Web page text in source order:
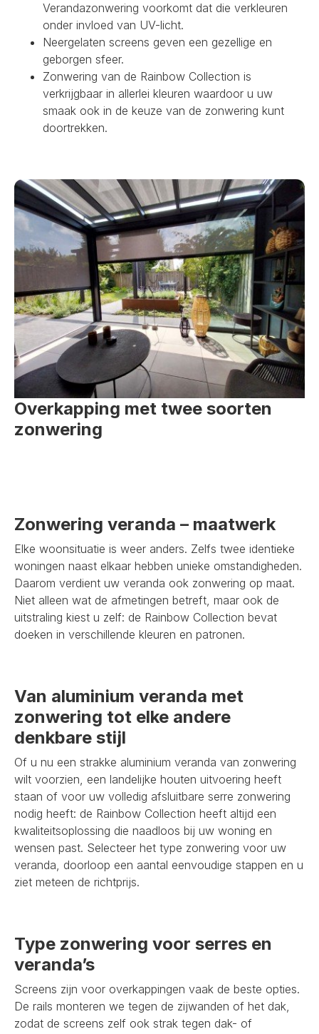
Verandazonwering voorkomt dat die verkleuren
onder invloed van UV-licht.
Neergelaten screens geven een gezellige en
geborgen sfeer.
Zonwering van de Rainbow Collection is
verkrijgbaar in allerlei kleuren waardoor u uw
smaak ook in de keuze van de zonwering kunt
doortrekken.
Overkapping met twee soorten
zonwering
Zonwering veranda – maatwerk
Elke woonsituatie is weer anders. Zelfs twee identieke
woningen naast elkaar hebben unieke omstandigheden.
Daarom verdient uw veranda ook zonwering op maat.
Niet alleen wat de afmetingen betreft, maar ook de
uitstraling kiest u zelf: de Rainbow Collection bevat
doeken in verschillende kleuren en patronen.
Van aluminium veranda met
zonwering tot elke andere
denkbare stijl
Of u nu een strakke aluminium veranda van zonwering
wilt voorzien, een landelijke houten uitvoering heeft
staan of voor uw volledig afsluitbare serre zonwering
nodig heeft: de Rainbow Collection heeft altijd een
kwaliteitsoplossing die naadloos bij uw woning en
wensen past. Selecteer het type zonwering voor uw
veranda, doorloop een aantal eenvoudige stappen en u
ziet meteen de richtprijs.
Type zonwering voor serres en
veranda’s
Screens zijn voor overkappingen vaak de beste opties.
De rails monteren we tegen de zijwanden of het dak,
zodat de screens zelf ook strak tegen dak- of